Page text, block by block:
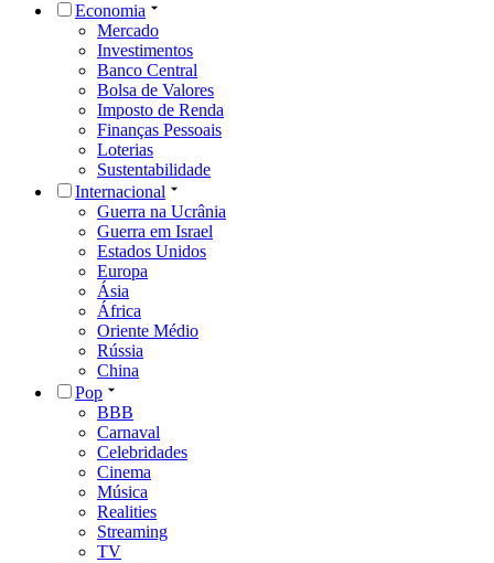
Economia
Mercado
Investimentos
Banco Central
Bolsa de Valores
Imposto de Renda
Finanças Pessoais
Loterias
Sustentabilidade
Internacional
Guerra na Ucrânia
Guerra em Israel
Estados Unidos
Europa
Ásia
África
Oriente Médio
Rússia
China
Pop
BBB
Carnaval
Celebridades
Cinema
Música
Realities
Streaming
TV